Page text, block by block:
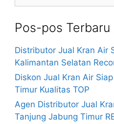
Pos-pos Terbaru
Distributor Jual Kran Air
Kalimantan Selatan
Diskon Jual Kran Air
Timur Kualitas TOP
Agen Distributor Jual
Tanjung Jabung Timur